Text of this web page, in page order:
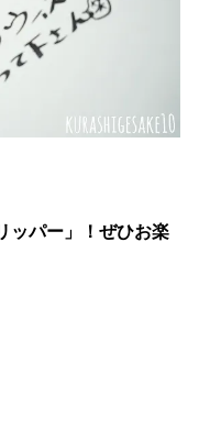
ッパー」！ぜひお楽